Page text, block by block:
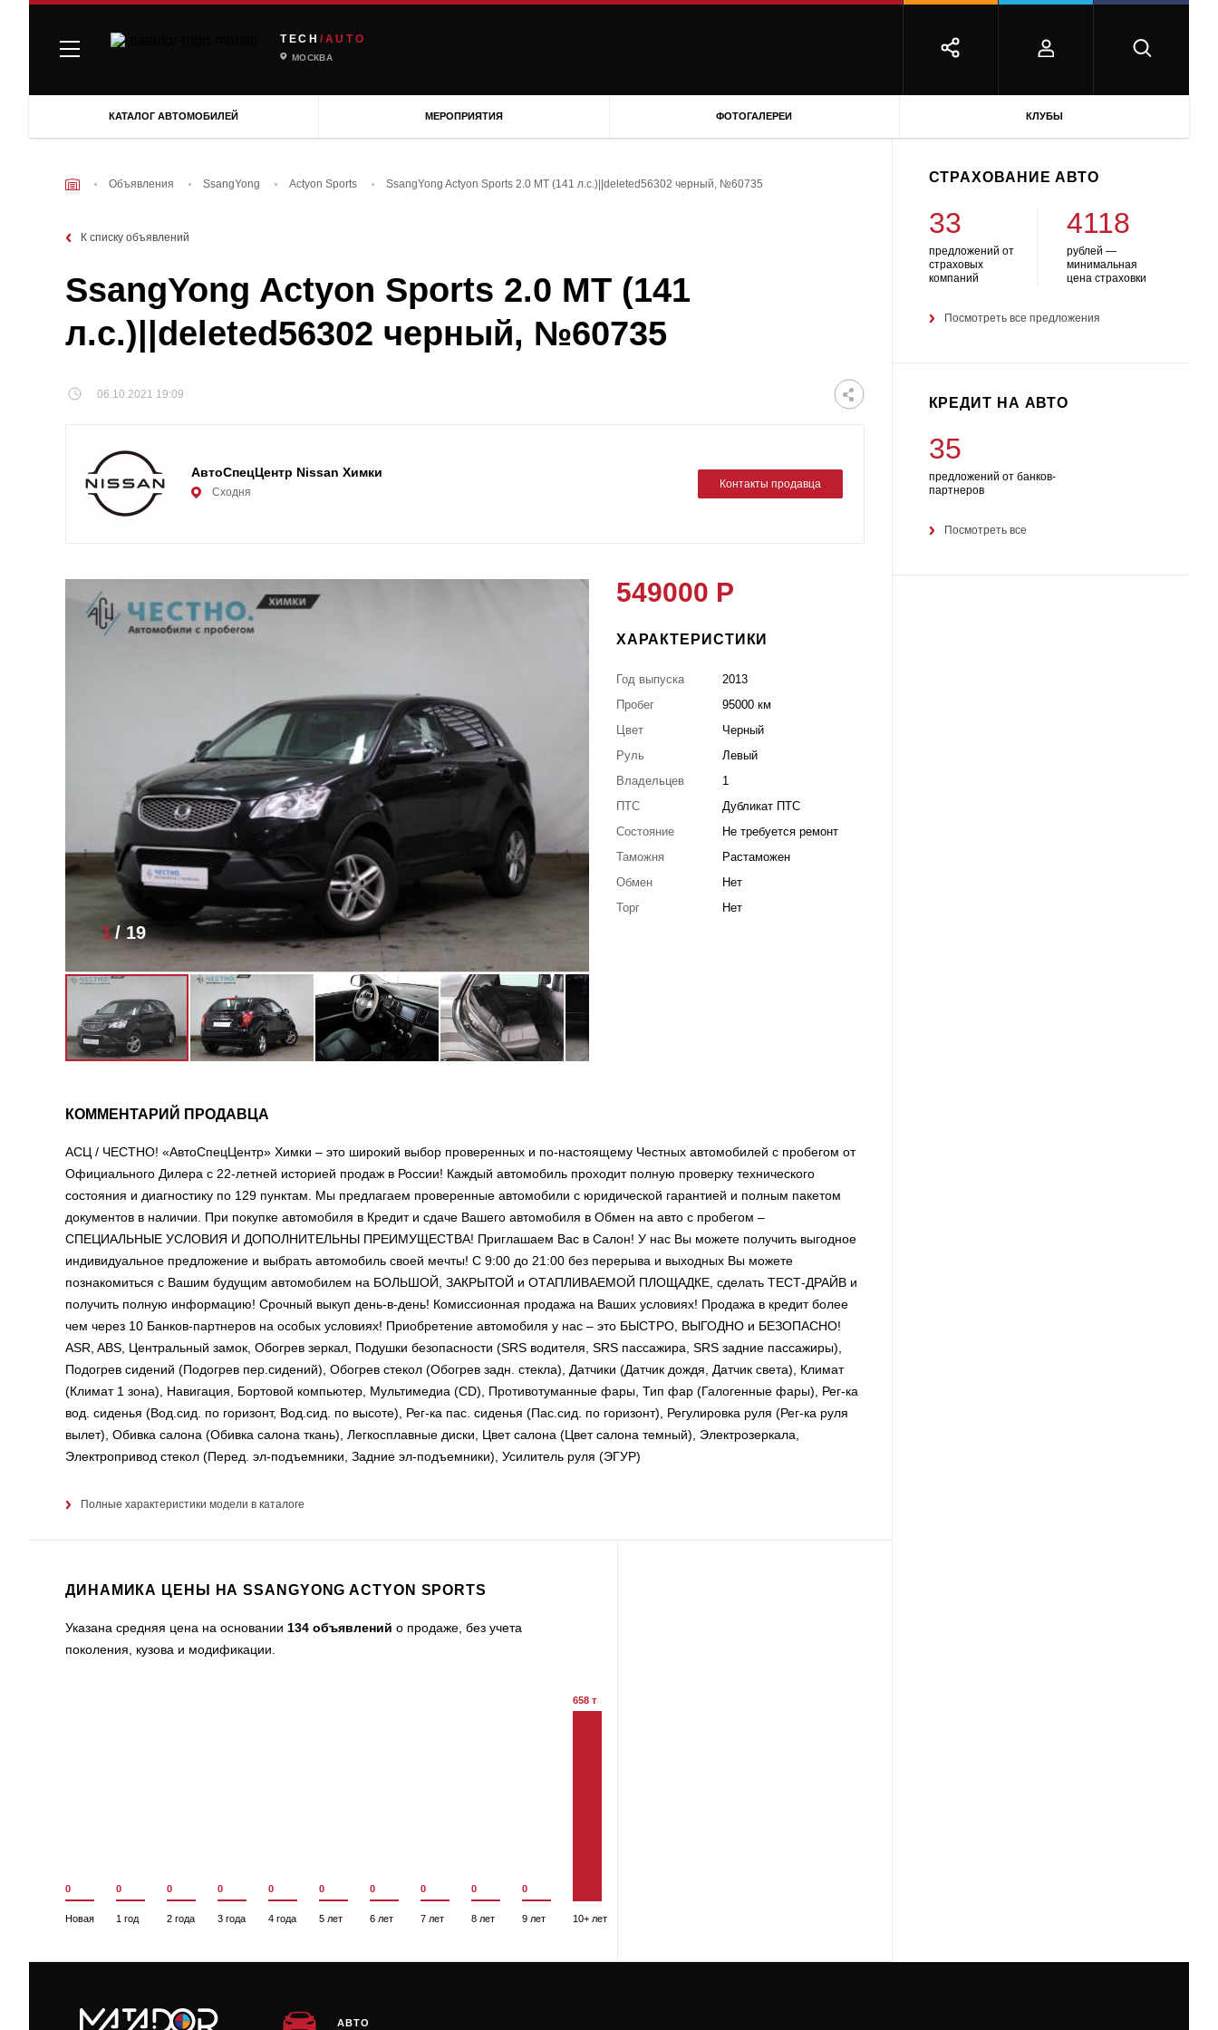
TECH /AUTO
МОСКВА
КАТАЛОГ АВТОМОБИЛЕЙ МЕРОПРИЯТИЯ ФОТОГАЛЕРЕИ КЛУБЫ
Объявления SsangYong Actyon Sports SsangYong Actyon Sports 2.0 MT (141 л.с.)||deleted56302 черный, №60735
К списку объявлений
SsangYong Actyon Sports 2.0 MT (141
л.с.)||deleted56302 черный, №60735
06.10.2021 19:09
АвтоСпецЦентр Nissan Химки
Сходня
Контакты продавца
1/19
549000 Р
ХАРАКТЕРИСТИКИ
Год выпуска
2013
Пробег
95000 км
Цвет
Черный
Руль
Левый
Владельцев
1
ПТС
Дубликат ПТС
Состояние
Не требуется ремонт
Таможня
Растаможен
Обмен
Нет
Торг
Нет
КОММЕНТАРИЙ ПРОДАВЦА
АСЦ / ЧЕСТНО! «АвтоСпецЦентр» Химки – это широкий выбор проверенных и по-настоящему Честных автомобилей с пробегом от
Официального Дилера с 22-летней историей продаж в России! Каждый автомобиль проходит полную проверку технического
состояния и диагностику по 129 пунктам. Мы предлагаем проверенные автомобили с юридической гарантией и полным пакетом
документов в наличии. При покупке автомобиля в Кредит и сдаче Вашего автомобиля в Обмен на авто с пробегом –
СПЕЦИАЛЬНЫЕ УСЛОВИЯ И ДОПОЛНИТЕЛЬНЫ ПРЕИМУЩЕСТВА! Приглашаем Вас в Салон! У нас Вы можете получить выгодное
индивидуальное предложение и выбрать автомобиль своей мечты! С 9:00 до 21:00 без перерыва и выходных Вы можете
познакомиться с Вашим будущим автомобилем на БОЛЬШОЙ, ЗАКРЫТОЙ и ОТАПЛИВАЕМОЙ ПЛОЩАДКЕ, сделать ТЕСТ-ДРАЙВ и
получить полную информацию! Срочный выкуп день-в-день! Комиссионная продажа на Ваших условиях! Продажа в кредит более
чем через 10 Банков-партнеров на особых условиях! Приобретение автомобиля у нас – это БЫСТРО, ВЫГОДНО и БЕЗОПАСНО!
ASR, ABS, Центральный замок, Обогрев зеркал, Подушки безопасности (SRS водителя, SRS пассажира, SRS задние пассажиры),
Подогрев сидений (Подогрев пер.сидений), Обогрев стекол (Обогрев задн. стекла), Датчики (Датчик дождя, Датчик света), Климат
(Климат 1 зона), Навигация, Бортовой компьютер, Мультимедиа (CD), Противотуманные фары, Тип фар (Галогенные фары), Рег-ка
вод. сиденья (Вод.сид. по горизонт, Вод.сид. по высоте), Рег-ка пас. сиденья (Пас.сид. по горизонт), Регулировка руля (Рег-ка руля
вылет), Обивка салона (Обивка салона ткань), Легкосплавные диски, Цвет салона (Цвет салона темный), Электрозеркала,
Электропривод стекол (Перед. эл-подъемники, Задние эл-подъемники), Усилитель руля (ЭГУР)
Полные характеристики модели в каталоге
ДИНАМИКА ЦЕНЫ НА SSANGYONG ACTYON SPORTS
Указана средняя цена на основании 134 объявлений о продаже, без учета
поколения, кузова и модификации.
0
Новая
0
1 год
0
2 года
0
3 года
0
4 года
0
5 лет
0
6 лет
0
7 лет
0
8 лет
0
9 лет
658 т
10+ лет
СТРАХОВАНИЕ АВТО
33
предложений от
страховых
компаний
4118
рублей —
минимальная
цена страховки
Посмотреть все предложения
КРЕДИТ НА АВТО
35
предложений от банков-
партнеров
Посмотреть все
АВТО